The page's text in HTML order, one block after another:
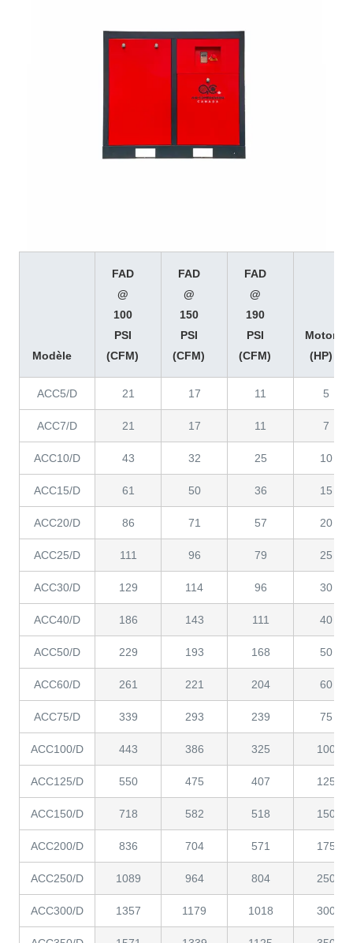
Modèle
FAD
@
100
PSI
(CFM)
FAD
@
150
PSI
(CFM)
FAD
@
190
PSI
(CFM)
Motor
(HP)
ACC5/D 21 17 11 5
ACC7/D 21 17 11 7
ACC10/D 43 32 25 10
ACC15/D 61 50 36 15
ACC20/D 86 71 57 20
ACC25/D 111 96 79 25
ACC30/D 129 114 96 30
ACC40/D 186 143 111 40
ACC50/D 229 193 168 50
ACC60/D 261 221 204 60
ACC75/D 339 293 239 75
ACC100/D 443 386 325 100
ACC125/D 550 475 407 125
ACC150/D 718 582 518 150
ACC200/D 836 704 571 175
ACC250/D 1089 964 804 250
ACC300/D 1357 1179 1018 300